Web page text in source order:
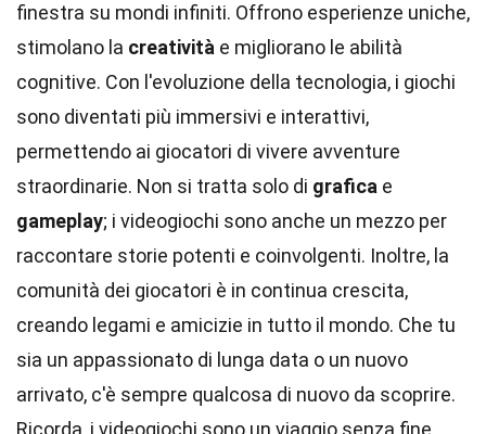
finestra su mondi infiniti. Offrono esperienze uniche,
stimolano la creatività e migliorano le abilità
cognitive. Con l'evoluzione della tecnologia, i giochi
sono diventati più immersivi e interattivi,
permettendo ai giocatori di vivere avventure
straordinarie. Non si tratta solo di grafica e
gameplay; i videogiochi sono anche un mezzo per
raccontare storie potenti e coinvolgenti. Inoltre, la
comunità dei giocatori è in continua crescita,
creando legami e amicizie in tutto il mondo. Che tu
sia un appassionato di lunga data o un nuovo
arrivato, c'è sempre qualcosa di nuovo da scoprire.
Ricorda, i videogiochi sono un viaggio senza fine,